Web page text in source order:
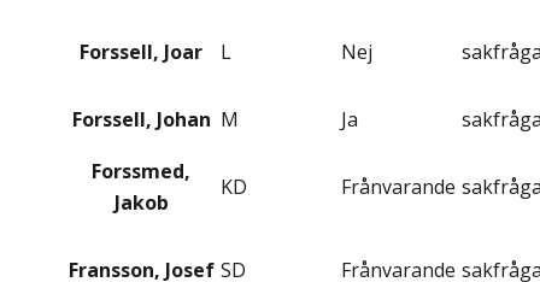
Forssell, Joar L Nej
Forssell, Johan M Ja
Forssmed,
Jakob
KD Frånvarande
Fransson, Josef SD Frånvarande